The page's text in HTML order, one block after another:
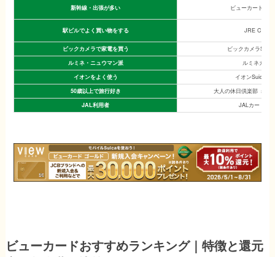
新幹線・出張が多い ビューカード ゴ
駅ビルでよく買い物をする JRE CARD
ビックカメラで家電を買う
ビックカメラ
ルミネ・ニュウマン派
ルミネカード
イオンをよく使う
イオンSuicaカ
50歳以上で旅行好き
大人の休日倶楽部 ミド
JAL利用者
JALカード
ビューカードおすすめランキング｜特徴と還元